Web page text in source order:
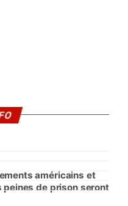
américains et
peines de prison seront